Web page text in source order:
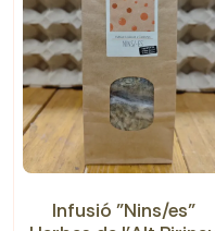
Infusió "Nins/es"